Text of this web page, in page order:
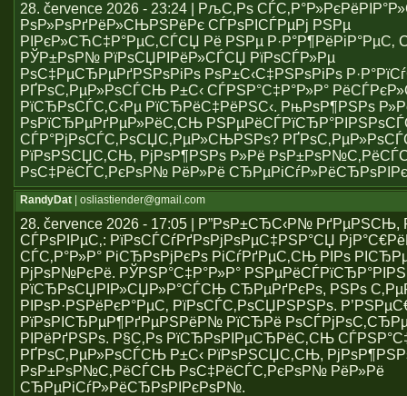
28. července 2026 - 23:24 | РљС‚Рѕ
РѕР»РѕРґРёР»СЊРЅРёРє СЃРѕРІСЃРµРј РЅРµ
РІРєР»СЋС‡Р°РµС‚СЃСЏ Рё РЅРµ Р·Р°Р¶РёРіР°РµС‚
РЎР±РѕР№ РїРѕСЏРІРёР»СЃСЏ РїРѕСЃР»Рµ
РѕС‡РµСЂРµРґРЅРѕРіРѕ РѕР±С‹С‡РЅРѕРіРѕ
РҐРѕС‚РµР»РѕСЃСЊ Р±С‹ СЃРЅР°С‡Р°Р»Р°
РїСЂРѕСЃС‚С‹Рµ РїСЂРёС‡РёРЅС‹. РњРѕР¶РЅРѕ
РѕРїСЂРµРґРµР»РёС‚СЊ
СЃР°РјРѕСЃС‚РѕСЏС‚РµР»СЊРЅРѕ?
РїРѕРЅСЏС‚СЊ, РјРѕР¶РЅРѕ Р»Рё
РѕС‡РёСЃС‚РєРѕР№ РёР»Рё
RandyDat | osliastiender@gmail.com
28. července 2026 - 17:05 | Р”РѕР±СЂС‹Р№
СЃРѕРІРµС‚: РїРѕСЃСѓРґРѕРјРѕРµС‡РЅР°СЏ
СЃС‚Р°Р»Р° РіСЂРѕРјРєРѕ РіСѓРґРµС‚СЊ РІРѕ
РјРѕР№РєРё. РЎРЅР°С‡Р°Р»Р°
РїСЂРѕСЏРІР»СЏР»Р°СЃСЊ СЂРµРґРєРѕ, РЅРѕ
РІРѕР·РЅРёРєР°РµС‚ РїРѕСЃС‚РѕСЏРЅРЅРѕ.
РїРѕРІСЂРµР¶РґРµРЅРёР№ РїСЂРё
РІРёРґРЅРѕ. Р§С‚Рѕ РїСЂРѕРІРµСЂРёС‚СЊ
РҐРѕС‚РµР»РѕСЃСЊ Р±С‹ РїРѕРЅСЏС‚СЊ,
РѕР±РѕР№С‚РёСЃСЊ РѕС‡РёСЃС‚РєРѕР№ РёР»Рё
СЂРµРіСѓР»РёСЂРѕРІРєРѕР№.